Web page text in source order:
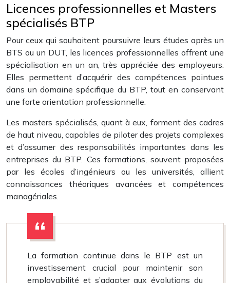
Licences professionnelles et Masters
spécialisés BTP
Pour ceux qui souhaitent poursuivre leurs études après un
BTS ou un DUT, les licences professionnelles offrent une
spécialisation en un an, très appréciée des employeurs.
Elles permettent d’acquérir des compétences pointues
dans un domaine spécifique du BTP, tout en conservant
une forte orientation professionnelle.
Les masters spécialisés, quant à eux, forment des cadres
de haut niveau, capables de piloter des projets complexes
et d’assumer des responsabilités importantes dans les
entreprises du BTP. Ces formations, souvent proposées
par les écoles d’ingénieurs ou les universités, allient
connaissances théoriques avancées et compétences
managériales.
La formation continue dans le BTP est un
investissement crucial pour maintenir son
employabilité et s’adapter aux évolutions du